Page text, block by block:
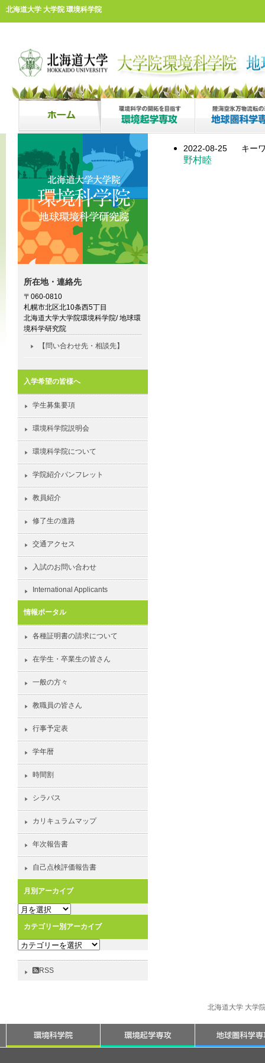
北海道大学 大学院 環境科学院
2022-08-25 キー
野村睦
所在地・連絡先
〒060-0810
札幌市北区北10条西5丁目
北海道大学大学院環境科学院/ 地球環
境科学研究院
【問い合わせ先・相談先】
入学希望の皆様へ
学生募集要項
環境科学院説明会
環境科学院について
学院紹介パンフレット
教員紹介
修了生の進路
交通アクセス
入試のお問い合わせ
International Applicants
情報ポータル
各種証明書の請求について
在学生・卒業生の皆さん
一般の方々
教職員の皆さん
行事予定表
学年暦
時間割
シラバス
カリキュラムマップ
年次報告書
自己点検評価報告書
月別アーカイブ
月
ー
カ
イ
カテゴリー別アーカイブ
カ
ゴ
カ
RSS
北海道大学 大学